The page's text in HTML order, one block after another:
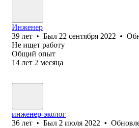
Инженер
39 лет • Был 22 сентября 2022 •
Не ищет работу
Общий опыт
14 лет 2 месяца
инженер-эколог
36 лет • Был 2 июля 2022 •